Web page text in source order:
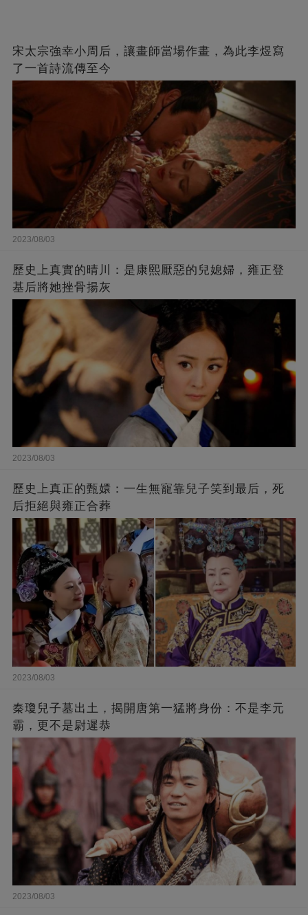
宋太宗強幸小周后，讓畫師當場作畫，為此李煜寫
了一首詩流傳至今
2023/08/03
歷史上真實的晴川：是康熙厭惡的兒媳婦，雍正登
基后將她挫骨揚灰
2023/08/03
歷史上真正的甄嬛：一生無寵靠兒子笑到最后，死
后拒絕與雍正合葬
2023/08/03
秦瓊兒子墓出土，揭開唐第一猛將身份：不是李元
霸，更不是尉遲恭
2023/08/03